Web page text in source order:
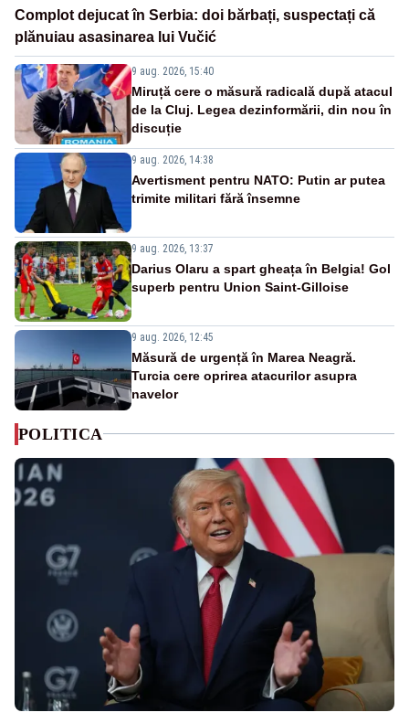
Complot dejucat în Serbia: doi bărbați, suspectați că
plănuiau asasinarea lui Vučić
9 aug. 2026, 15:40
Miruță cere o măsură radicală după atacul
de la Cluj. Legea dezinformării, din nou în
discuție
9 aug. 2026, 14:38
Avertisment pentru NATO: Putin ar putea
trimite militari fără însemne
9 aug. 2026, 13:37
Darius Olaru a spart gheața în Belgia! Gol
superb pentru Union Saint-Gilloise
9 aug. 2026, 12:45
Măsură de urgență în Marea Neagră.
Turcia cere oprirea atacurilor asupra
navelor
POLITICA